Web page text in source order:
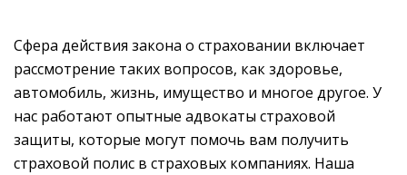
Сфера действия закона о страховании включает
рассмотрение таких вопросов, как здоровье,
автомобиль, жизнь, имущество и многое другое. У
нас работают опытные адвокаты страховой
защиты, которые могут помочь вам получить
страховой полис в страховых компаниях. Наша